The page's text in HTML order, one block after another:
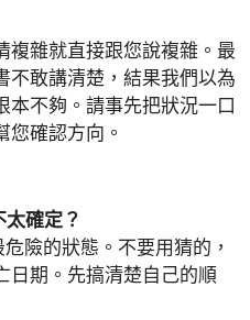
複雜就直接跟您說複雜。最
不敢講清楚，結果我們以為
本不夠。請事先把狀況一口
您確認方向。
確定？
險的狀態。不要用猜的，
日期。先搞清楚自己的順